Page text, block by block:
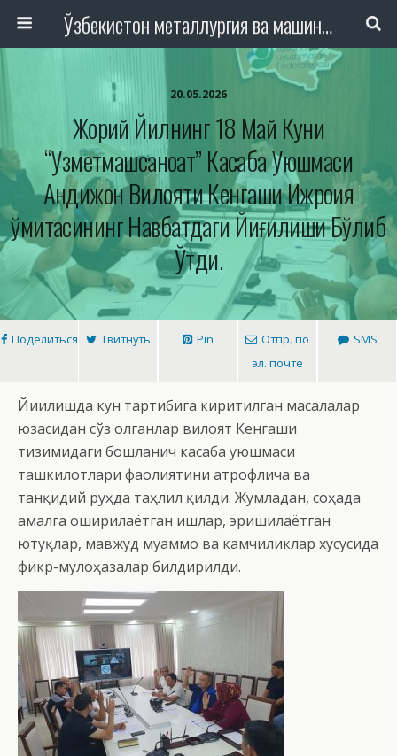
Ўзбекистон металлургия ва машинасозлик саноати тармоқлари ходимлари касаба уюшмаси Республика Кенгаши
20.05.2026
Жорий Йилнинг 18 Май Куни
“Узметмашсаноат” Касаба Уюшмаси
Андижон Вилояти Кенгаши Ижроия
Қўмитасининг Навбатдаги Йиғилиши Бўлиб
Ўтди.
Поделиться Твитнуть Pin
Отпр. по
эл. почте
SMS
Йиғилишда кун тартибига киритилган масалалар
юзасидан сўз олганлар вилоят Кенгаши
тизимидаги бошланғич касаба уюшмаси
ташкилотлари фаолиятини атрофлича ва
танқидий руҳда таҳлил қилди. Жумладан, соҳада
амалга оширилаётган ишлар, эришилаётган
ютуқлар, мавжуд муаммо ва камчиликлар хусусида
фикр-мулоҳазалар билдирилди.